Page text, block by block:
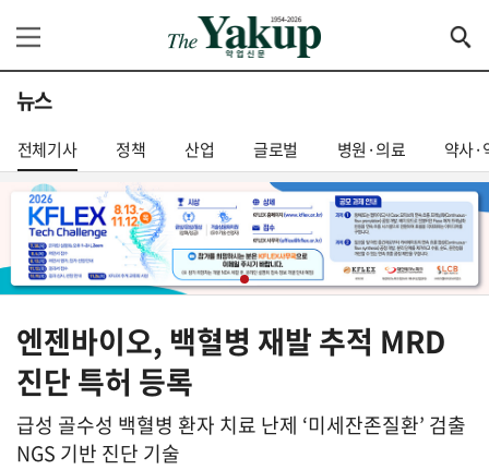
뉴스
전체기사 정책 산업 글로벌 병원·의료 약사·
엔젠바이오, 백혈병 재발 추적 MRD
진단 특허 등록
급성 골수성 백혈병 환자 치료 난제 ‘미세잔존질환’ 검출
NGS 기반 진단 기술